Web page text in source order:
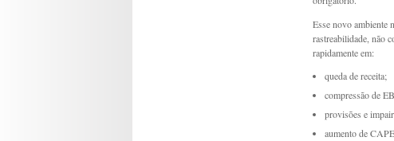
Esse novo ambiente
rastreabilidade, não
rapidamente em:
queda de receita;
compressão de
provisões e
aumento de